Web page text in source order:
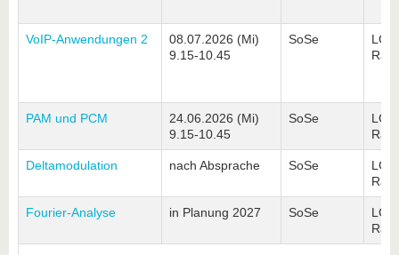
VoIP-Anwendungen 2
08.07.2026 (Mi)
9.15-10.45
SoSe
PAM und PCM
24.06.2026 (Mi)
9.15-10.45
SoSe
Deltamodulation nach Absprache SoSe
Fourier-Analyse in Planung 2027 SoSe